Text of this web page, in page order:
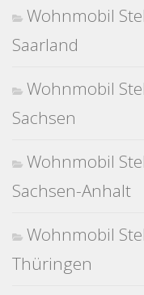
Wohnmobil
Saarland
Wohnmobil
Sachsen
Wohnmobil
Sachsen-Anhalt
Wohnmobil
Thüringen